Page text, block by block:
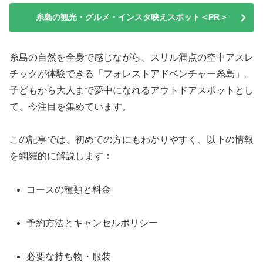
糸島の観光・グルメ・インスタ映えスポット＜PR＞
糸島の自然を全身で感じながら、スリル満点の空中アスレ
チックが体験できる「フォレストアドベンチャー糸島」。
子どもから大人まで夢中になれるアウトドアスポットとし
て、今注目を集めています。
この記事では、初めての方にもわかりやすく、以下の情報
を網羅的に解説します：
コースの種類と料金
予約方法とキャンセルポリシー
必要な持ち物・服装